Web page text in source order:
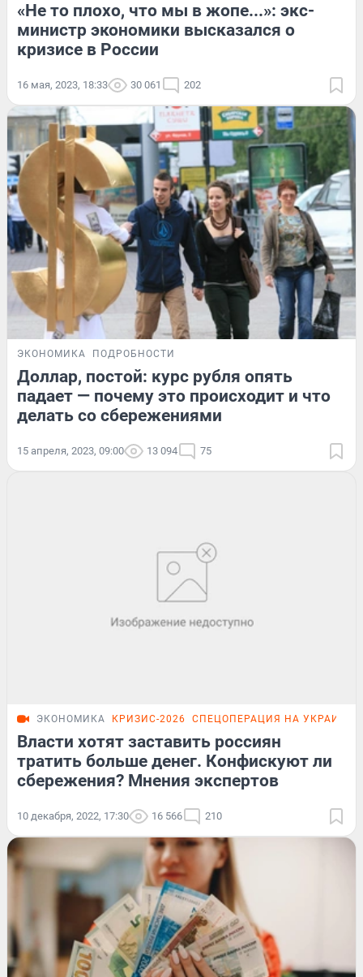
«Не то плохо, что мы в жопе...»: экс-
министр экономики высказался о
кризисе в России
16 мая, 2023, 18:33 30 061 202
ЭКОНОМИКА ПОДРОБНОСТИ
Доллар, постой: курс рубля опять
падает — почему это происходит и что
делать со сбережениями
15 апреля, 2023, 09:00 13 094 75
ЭКОНОМИКА КРИЗИС-2026 СПЕЦОПЕРАЦИЯ НА УКРАИНЕ
Власти хотят заставить россиян
тратить больше денег. Конфискуют ли
сбережения? Мнения экспертов
10 декабря, 2022, 17:30 16 566 210